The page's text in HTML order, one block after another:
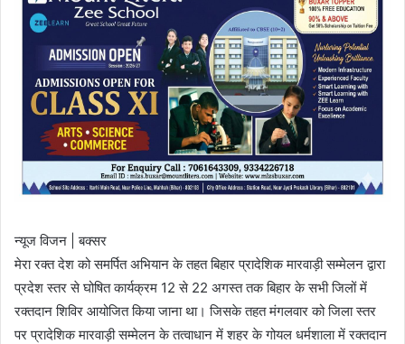
न्यूज विजन | बक्सर
मेरा रक्त देश को समर्पित अभियान के तहत बिहार प्रादेशिक मारवाड़ी सम्मेलन द्वारा
प्रदेश स्तर से घोषित कार्यक्रम 12 से 22 अगस्त तक बिहार के सभी जिलों में
रक्तदान शिविर आयोजित किया जाना था। जिसके तहत मंगलवार को जिला स्तर
पर प्रादेशिक मारवाड़ी सम्मेलन के तत्वाधान में शहर के गोयल धर्मशाला में रक्तदान